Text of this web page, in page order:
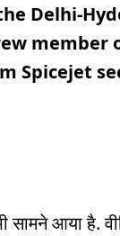
Delhi-
member
Spicejet
आया है.